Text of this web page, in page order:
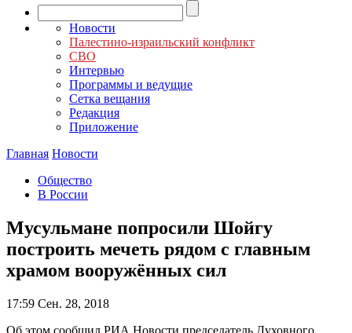
Новости
Палестино-израильский конфликт
СВО
Интервью
Программы и ведущие
Сетка вещания
Редакция
Приложение
Главная Новости
Общество
В России
Мусульмане попросили Шойгу
построить мечеть рядом с главным
храмом вооружённых сил
17:59 Сен. 28, 2018
Об этом сообщил РИА Новости председатель Духовного